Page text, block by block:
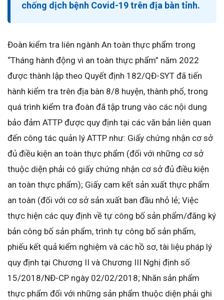
chống dịch bệnh Covid-19 trên địa bàn tỉnh.
Đoàn kiểm tra liên ngành An toàn thực phẩm trong
“Tháng hành động vì an toàn thực phẩm” năm 2022
được thành lập theo Quyết định 182/QĐ-SYT đã tiến
hành kiểm tra trên địa bàn 8/8 huyện, thành phố, trong
quá trình kiểm tra đoàn đã tập trung vào các nội dung
bảo đảm ATTP được quy định tại các văn bản liên quan
đến công tác quản lý ATTP như: Giấy chứng nhận cơ sở
đủ điều kiện an toàn thực phẩm (đối với những cơ sở
thuộc diện phải có giấy chứng nhận cơ sở đủ điều kiện
an toàn thực phẩm); Giấy cam kết sản xuất thực phẩm
an toàn (đối với cơ sở sản xuất ban đầu nhỏ lẻ; Việc
thực hiện các quy định về tự công bố sản phẩm/đăng ký
bản công bố sản phẩm, trình tự công bố sản phẩm,
phiếu kết quả kiểm nghiệm và các hồ sơ, tài liệu pháp lý
quy định tại Chương II và Chương III Nghị định số
15/2018/NĐ-CP ngày 02/02/2018; Nhãn sản phẩm
thực phẩm đối với những sản phẩm thuộc diện phải ghi